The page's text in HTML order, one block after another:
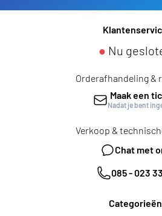
● Nu
Orderafhandeling &
Maak een
Nadat je bent
Verkoop &
Chat met
085 - 023
Categorieën